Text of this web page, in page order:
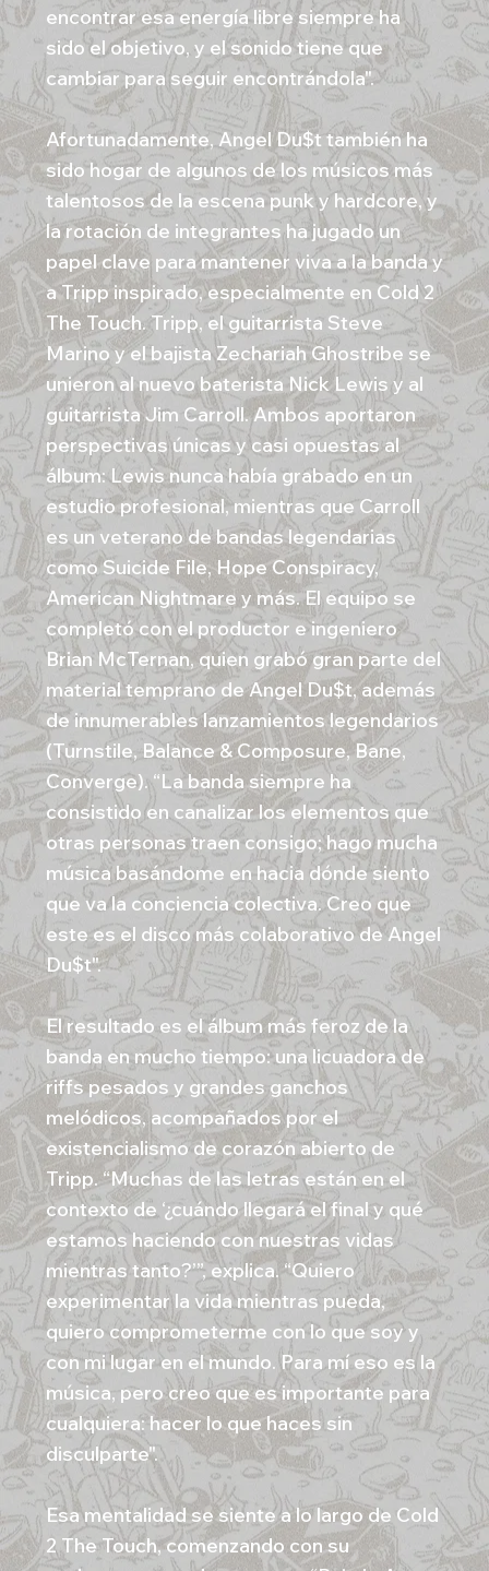
encontrar esa energía libre siempre ha
sido el objetivo, y el sonido tiene que
cambiar para seguir encontrándola".
Afortunadamente, Angel Du$t también ha
sido hogar de algunos de los músicos más
talentosos de la escena punk y hardcore, y
la rotación de integrantes ha jugado un
papel clave para mantener viva a la banda y
a Tripp inspirado, especialmente en Cold 2
The Touch. Tripp, el guitarrista Steve
Marino y el bajista Zechariah Ghostribe se
unieron al nuevo baterista Nick Lewis y al
guitarrista Jim Carroll. Ambos aportaron
perspectivas únicas y casi opuestas al
álbum: Lewis nunca había grabado en un
estudio profesional, mientras que Carroll
es un veterano de bandas legendarias
como Suicide File, Hope Conspiracy,
American Nightmare y más. El equipo se
completó con el productor e ingeniero
Brian McTernan, quien grabó gran parte del
material temprano de Angel Du$t, además
de innumerables lanzamientos legendarios
(Turnstile, Balance & Composure, Bane,
Converge). “La banda siempre ha
consistido en canalizar los elementos que
otras personas traen consigo; hago mucha
música basándome en hacia dónde siento
que va la conciencia colectiva. Creo que
este es el disco más colaborativo de Angel
Du$t".
El resultado es el álbum más feroz de la
banda en mucho tiempo: una licuadora de
riffs pesados y grandes ganchos
melódicos, acompañados por el
existencialismo de corazón abierto de
Tripp. “Muchas de las letras están en el
contexto de ‘¿cuándo llegará el final y qué
estamos haciendo con nuestras vidas
mientras tanto?’”, explica. “Quiero
experimentar la vida mientras pueda,
quiero comprometerme con lo que soy y
con mi lugar en el mundo. Para mí eso es la
música, pero creo que es importante para
cualquiera: hacer lo que haces sin
disculparte".
Esa mentalidad se siente a lo largo de Cold
2 The Touch, comenzando con su